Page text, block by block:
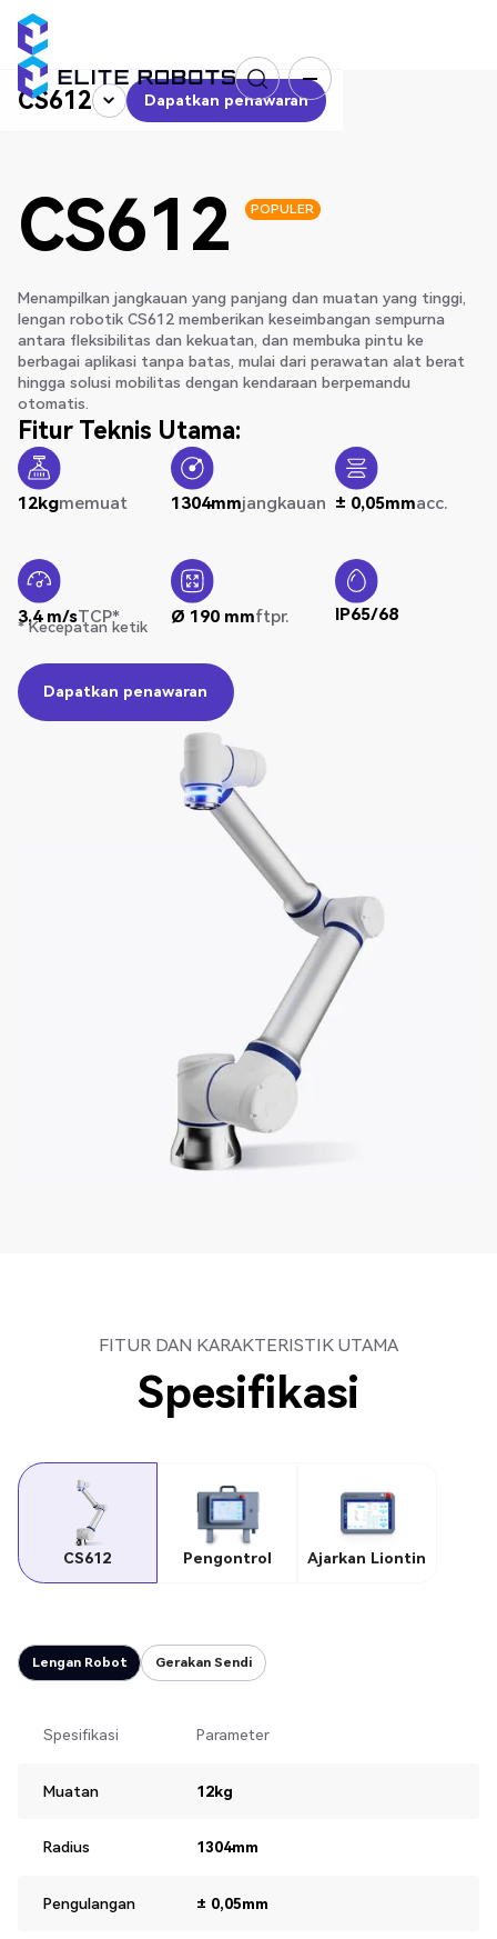
CS612
Dapatkan penawaran
Dapatkan penawaran
CS612 POPULER
Menampilkan jangkauan yang panjang dan muatan yang tinggi,
lengan robotik CS612 memberikan keseimbangan sempurna
antara fleksibilitas dan kekuatan, dan membuka pintu ke
berbagai aplikasi tanpa batas, mulai dari perawatan alat berat
hingga solusi mobilitas dengan kendaraan berpemandu
otomatis.
Fitur Teknis Utama:
12kgmemuat 1304mmjangkauan ± 0,05mmacc.
3,4 m/sTCP*
* Kecepatan ketik Ø 190 mmftpr. IP65/68
Dapatkan penawaran
Dapatkan penawaran
FITUR DAN KARAKTERISTIK UTAMA
Spesifikasi
CS612 Pengontrol Ajarkan Liontin
Lengan Robot Gerakan Sendi
Spesifikasi Parameter
Muatan 12kg
Radius 1304mm
Pengulangan ± 0,05mm